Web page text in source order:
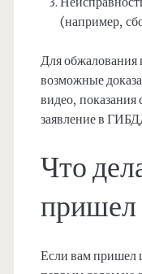
(например,
Для обжалования
возможные
видео, показания
заявление в
Что
Если вам пришел